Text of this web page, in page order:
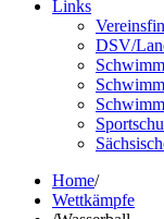
Links
DSV/
Home/
Wettkämpfe